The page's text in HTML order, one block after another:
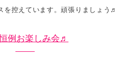
を控えています。頑張りましょう♬
例お楽しみ会♬